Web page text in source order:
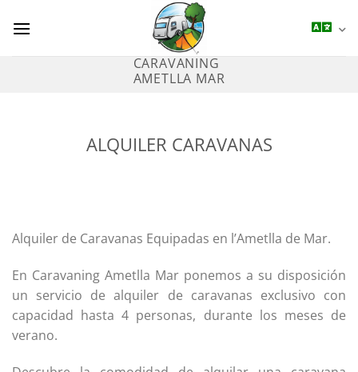
CARAVANING
AMETLLA MAR
ALQUILER CARAVANAS
Alquiler de Caravanas Equipadas en l’Ametlla de Mar.
En Caravaning Ametlla Mar ponemos a su disposición
un servicio de alquiler de caravanas exclusivo con
capacidad hasta 4 personas, durante los meses de
verano.